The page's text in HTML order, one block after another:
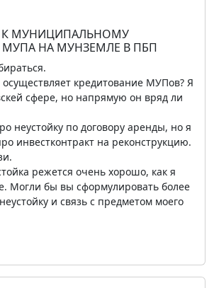
К МУНИЦИПАЛЬНОМУ
НА МУНЗЕМЛЕ В ПБП
осуществляет кредитование МУПов? Я
сфере, но напрямую он вряд ли
неустойку по договору аренды, но я
инвестконтракт на реконструкцию.
режется очень хорошо, как я
Могли бы вы сформулировать более
и связь с предметом моего